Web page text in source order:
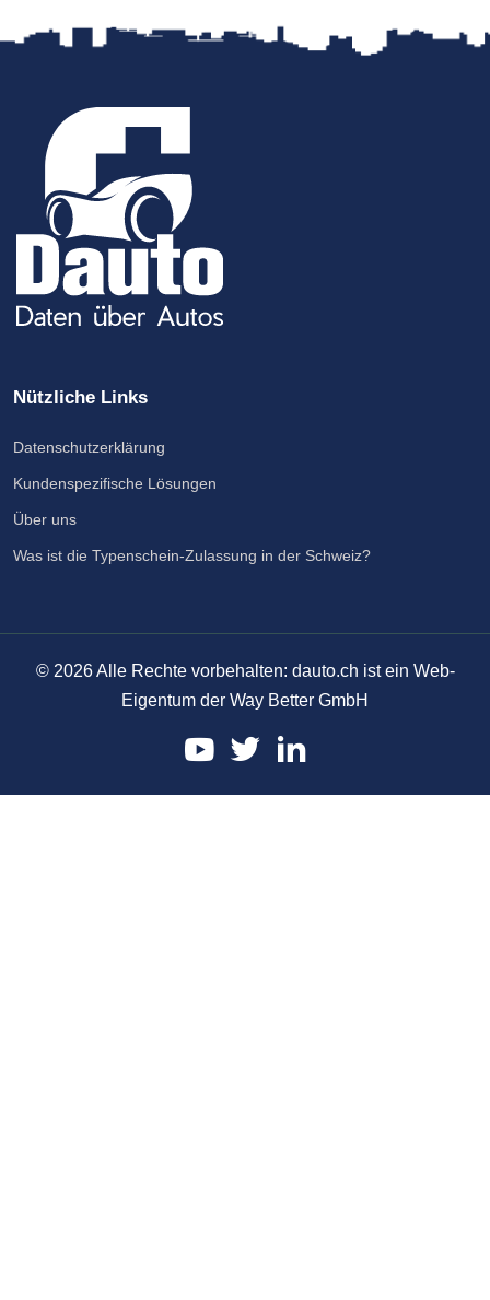
Nützliche Links
Datenschutzerklärung
Kundenspezifische Lösungen
Über uns
Was ist die Typenschein-Zulassung in der Schweiz?
© 2026Alle Rechte vorbehalten: dauto.ch ist ein Web-
Eigentum der Way Better GmbH